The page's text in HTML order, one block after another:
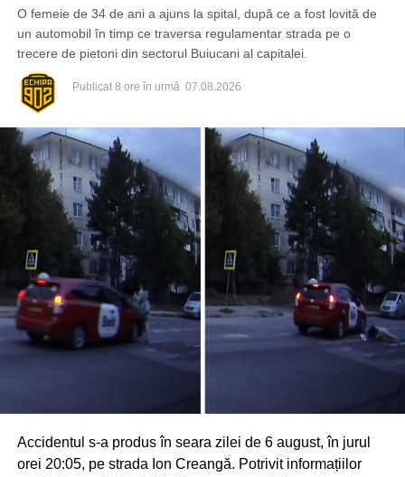
O femeie de 34 de ani a ajuns la spital, după ce a fost lovită de
un automobil în timp ce traversa regulamentar strada pe o
trecere de pietoni din sectorul Buiucani al capitalei.
Publicat 8 ore în urmă 07.08.2026
Accidentul s-a produs în seara zilei de 6 august, în jurul
orei 20:05, pe strada Ion Creangă. Potrivit informațiilor